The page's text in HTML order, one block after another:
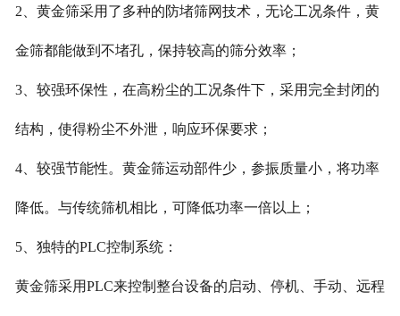
2、黄金筛采用了多种的防堵筛网技术，无论工况条件，黄
金筛都能做到不堵孔，保持较高的筛分效率；
3、较强环保性，在高粉尘的工况条件下，采用完全封闭的
结构，使得粉尘不外泄，响应环保要求；
4、较强节能性。黄金筛运动部件少，参振质量小，将功率
降低。与传统筛机相比，可降低功率一倍以上；
5、独特的PLC控制系统：
黄金筛采用PLC来控制整台设备的启动、停机、手动、远程